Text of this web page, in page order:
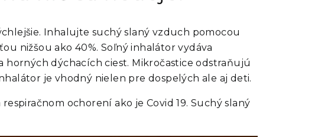
Inhalujte suchý slaný vzduch pomocou
nižšou ako 40%. Soľný inhalátor vydáva
dýchacích ciest. Mikročastice odstraňujú
je vhodný nielen pre dospelých ale aj deti.
ochorení ako je Covid 19. Suchý slaný